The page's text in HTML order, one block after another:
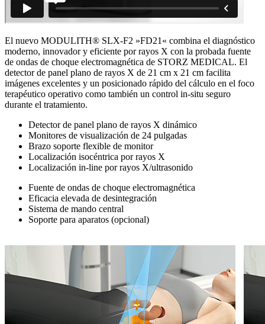
El nuevo MODULITH® SLX-F2 »FD21« combina el diagnóstico
moderno, innovador y eficiente por rayos X con la probada fuente
de ondas de choque electromagnética de STORZ MEDICAL. El
detector de panel plano de rayos X de 21 cm x 21 cm facilita
imágenes excelentes y un posicionado rápido del cálculo en el foco
terapéutico operativo como también un control in-situ seguro
durante el tratamiento.
Detector de panel plano de rayos X dinámico
Monitores de visualización de 24 pulgadas
Brazo soporte flexible de monitor
Localización isocéntrica por rayos X
Localización in-line por rayos X/ultrasonido
Fuente de ondas de choque electromagnética
Eficacia elevada de desintegración
Sistema de mando central
Soporte para aparatos (opcional)